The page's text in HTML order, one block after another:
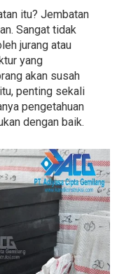
itu? Jembatan
Sangat tidak
jurang atau
yang
akan susah
penting sekali
pengetahuan
dengan baik.